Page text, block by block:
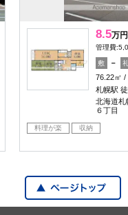
8.5万円
管理費
敷 －
76.22㎡
札幌駅
北海道札
６丁目
料理が楽 収納